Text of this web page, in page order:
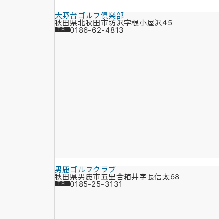
大野台ゴルフ倶楽部
秋田県北秋田市坊沢字根小屋沢45
0186-62-4813
男鹿ゴルフクラブ
秋田県男鹿市五里合箱井字長信太68
0185-25-3131